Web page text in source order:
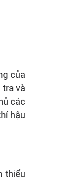
của
và
các
hậu
thiểu